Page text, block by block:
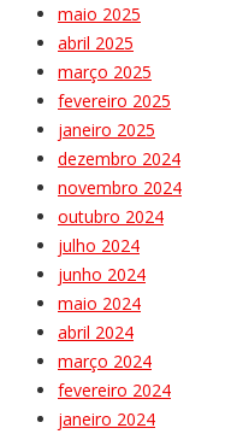
maio 2025
abril 2025
março 2025
fevereiro 2025
janeiro 2025
dezembro 2024
novembro 2024
outubro 2024
julho 2024
junho 2024
maio 2024
abril 2024
março 2024
fevereiro 2024
janeiro 2024